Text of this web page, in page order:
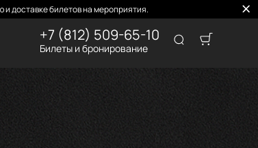
доставке билетов на мероприятия.
+7 (812) 509-65-10
Билеты и бронирование